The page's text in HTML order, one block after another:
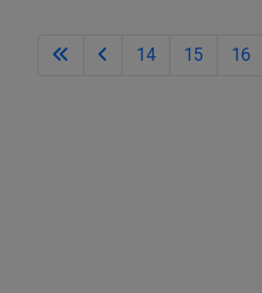
14 15 16